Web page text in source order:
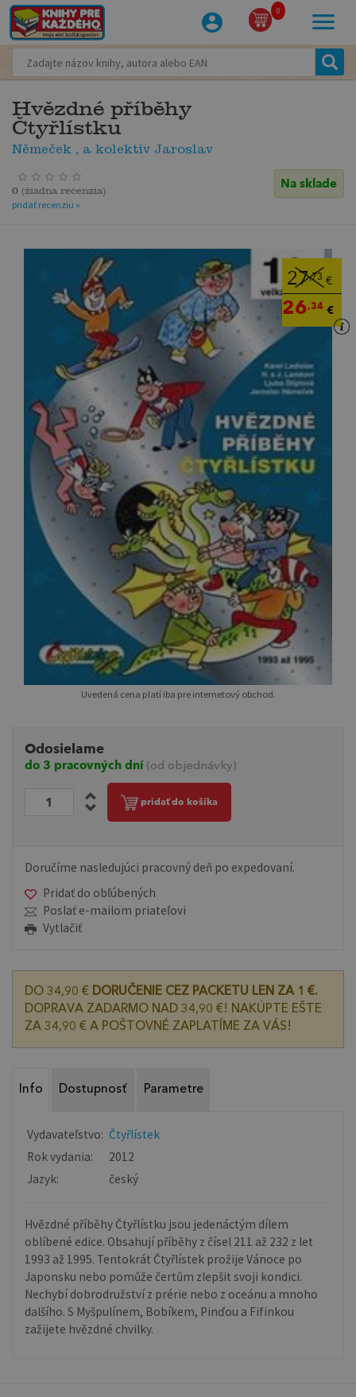
0
Hvězdné příběhy
Čtyřlístku
Němeček , a kolektiv Jaroslav
Na sklade
0 (žiadna recenzia)
pridať recenziu »
27,73 €
26,34 €
Uvedená cena platí iba pre internetový obchod.
Odosielame
do 3 pracovných dní (od objednávky)
pridať do košíka
Doručíme nasledujúci pracovný deň po expedovaní.
Pridať do obľúbených
Poslať e-mailom priateľovi
Vytlačiť
DO 34,90 € DORUČENIE CEZ PACKETU LEN ZA 1 €.
DOPRAVA ZADARMO NAD 34,90 €! NAKÚPTE EŠTE
ZA 34,90 € A POŠTOVNÉ ZAPLATÍME ZA VÁS!
Info Dostupnosť Parametre
Vydavateľstvo: Čtyřlístek
Rok vydania:
2012
Jazyk:
český
Hvězdné příběhy Čtyřlístku jsou jedenáctým dílem
oblíbené edice. Obsahují příběhy z čísel 211 až 232 z let
1993 až 1995. Tentokrát Čtyřlístek prožije Vánoce po
Japonsku nebo pomůže čertům zlepšit svoji kondici.
Nechybí dobrodružství z prérie nebo z oceánu a mnoho
dalšího. S Myšpulínem, Bobíkem, Pinďou a Fifinkou
zažijete hvězdné chvilky.